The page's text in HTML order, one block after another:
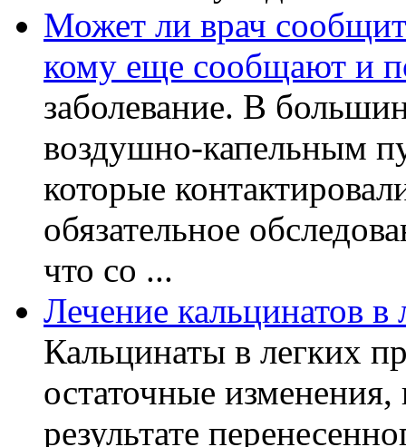
Может ли врач
кому еще сообщают и
заболевание. В
воздушно-капельным
которые
обязательное
что со ...
Лечение кальцинатов
Кальцинаты в легких
остаточные
результате